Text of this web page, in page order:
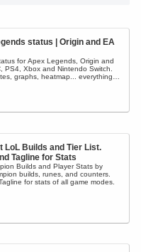
status | Origin and EA
for Apex Legends, Origin and
PS4, Xbox and Nintendo Switch.
graphs, heatmap... everything
LoL Builds and Tier List.
Tagline for Stats
Builds and Player Stats by
builds, runes, and counters.
for stats of all game modes.